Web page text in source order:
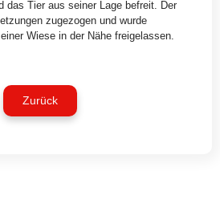
das Tier aus seiner Lage befreit. Der
zugezogen und wurde
Wiese in der Nähe freigelassen.
Zurück